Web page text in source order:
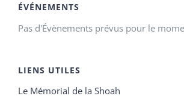
ÉVÉNEMENTS
Pas d'Évènements prévus pour le
LIENS UTILES
Le Mémorial de la Shoah